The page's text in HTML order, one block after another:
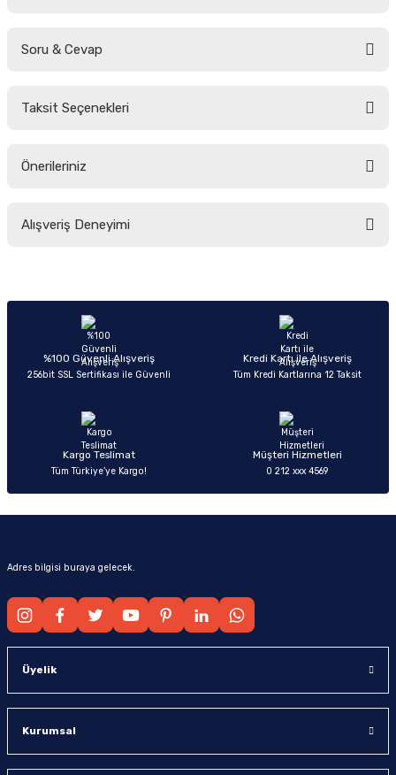
Soru & Cevap
Taksit Seçenekleri
Önerileriniz
yetersiz gördüğünüz noktaları öneri formunu kullanarak tarafımıza
Ürün açıklamasında eksik bilgiler bulunuyor.
Ürün bilgilerinde hatalar bulunuyor.
Ürün fiyatı diğer sitelerden daha pahalı.
Alışveriş Deneyimi
Sitemize ilk yorumu siz yapın!
%100 Güvenli Alışveriş
256bit SSL Sertifikası ile Güvenli
Kredi Kartı ile Alışveriş
Tüm Kredi Kartlarına 12 Taksit
Kargo Teslimat
Tüm Türkiye’ye Kargo!
Müşteri Hizmetleri
0 212 xxx 4569
Adres bilgisi buraya gelecek.
Üyelik
Kurumsal